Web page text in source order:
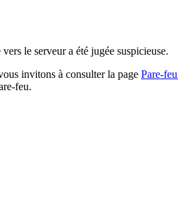
le serveur a été jugée suspicieuse.
invitons à consulter la page Pare-
feu.